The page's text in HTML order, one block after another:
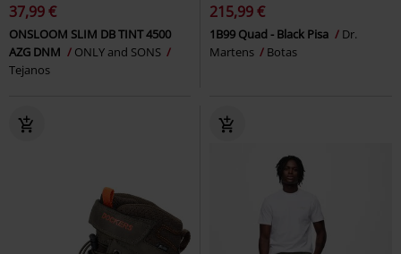
37,99 €
ONSLOOM SLIM DB TINT 4500
AZG DNM
ONLY and SONS
Tejanos
215,99 €
1B99 Quad - Black Pisa
Dr.
Martens
Botas